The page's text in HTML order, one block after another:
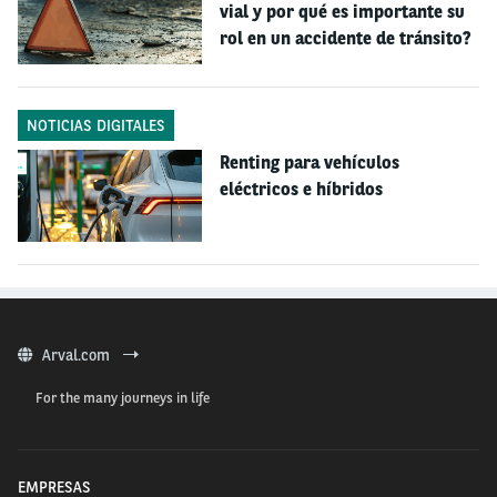
peajes y disfrutar.
empresas:No. Las empresas obtienen mayores
rendimientos operacionales y menor carga fiscal o
tributaria. Al tratarse de un arrendamiento
operativo, el canon corresponde a un gasto y es
deducible en un 100% del impuesto de renta.
Igualmente, el IVA de la factura es descontable
100% en cada declaración de IVA.
4. El renting es exclusivo para empresas:
pueden optar por el renting de carros.
propiedad del carro:
vial y por qué es importante su
rol en un accidente de tránsito?
NOTICIAS DIGITALES
Renting para vehículos
eléctricos e híbridos
Arval.com
For the many journeys in life
EMPRESAS